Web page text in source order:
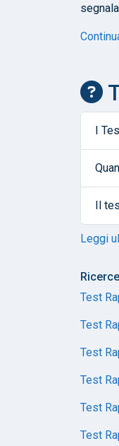
I
Il
Leggi
Test
Test
Test
Test
Test
Test